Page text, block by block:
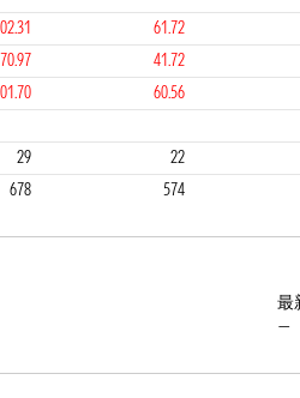
61.72
70.97 41.72
60.56
1 2
29 22
678 574
最
—